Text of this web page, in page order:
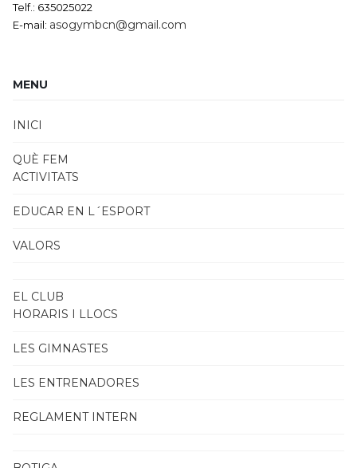
Telf.: 635025022
E-mail: asogymbcn@gmail.com
MENU
INICI
QUÈ FEM
ACTIVITATS
EDUCAR EN L´ESPORT
VALORS
EL CLUB
HORARIS I LLOCS
LES GIMNASTES
LES ENTRENADORES
REGLAMENT INTERN